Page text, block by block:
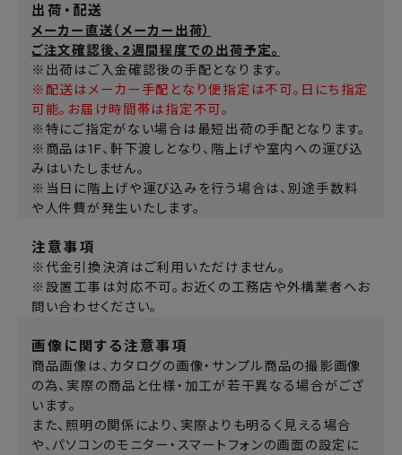
出荷・配送
メーカー直送（メーカー出荷）
ご注文確認後、2週間程度での出荷予定。
※出荷はご入金確認後の手配となります。
※配送はメーカー手配となり便指定は不可。日にち指定
可能。お届け時間帯は指定不可。
※特にご指定がない場合は最短出荷の手配となります。
※商品は1F、軒下渡しとなり、階上げや室内への運び込
みはいたしません。
※当日に階上げや運び込みを行う場合は、別途手数料
や人件費が発生いたします。
注意事項
※代金引換決済はご利用いただけません。
※設置工事は対応不可。お近くの工務店や外構業者へお
問い合わせください。
画像に関する注意事項
商品画像は、カタログの画像・サンプル商品の撮影画像
の為、実際の商品と仕様・加工が若干異なる場合がござ
います。
また、照明の関係により、実際よりも明るく見える場合
や、パソコンのモニター・スマートフォンの画面の設定に